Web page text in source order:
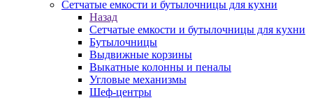
Сетчатые емкости и бутылочницы для кухни
Назад
Сетчатые емкости и бутылочницы для кухни
Бутылочницы
Выдвижные корзины
Выкатные колонны и пеналы
Угловые механизмы
Шеф-центры